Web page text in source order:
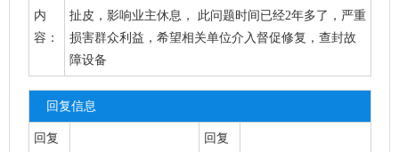
内
容：
扯皮，影响业主休息， 此问题时间已经2年多了，严重
损害群众利益，希望相关单位介入督促修复，查封故
障设备
回复信息
回复
回复